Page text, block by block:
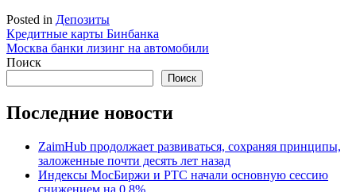
Posted in Депозиты
Навигация
по
Кредитные карты Бинбанка
Москва банки лизинг на автомобили
Поиск
Поиск
Последние новости
ZaimHub продолжает развиваться, сохраняя принципы,
заложенные почти десять лет назад
Индексы МосБиржи и РТС начали основную сессию
снижением на 0,8%